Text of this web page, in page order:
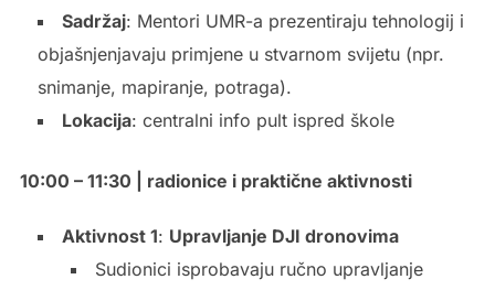
Sadržaj: Mentori UMR-a prezentiraju tehnologij i
objašnjenjavaju primjene u stvarnom svijetu (npr.
snimanje, mapiranje, potraga).
Lokacija: centralni info pult ispred škole
10:00 – 11:30 | radionice i praktične aktivnosti
Aktivnost 1: Upravljanje DJI dronovima
Sudionici isprobavaju ručno upravljanje